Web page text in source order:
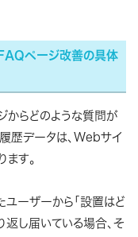
ページ改善の具体
からどのような質問が
歴データは、Webサイ
す。
ーザーから「設置はど
返し届いている場合、そ